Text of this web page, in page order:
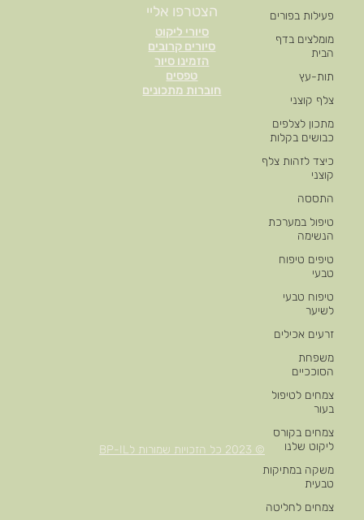
פעילות בפורים
מומלצים בדף
הבית
תות-עץ
צלף קוצני
מתכון לצלפים
כבושים בקלות
כיצד לזהות צלף
קוצני
התססה
טיפול במערכת
הנשימה
טיפים טיפוח
טבעי
טיפוח טבעי
לשיער
זרעים אכילים
משפחת
הסוככיים
צמחים לטיפול
בעור
צמחים בקורס
ליקוט שלנו
משקה במתיקות
טבעית
צמחים לחליטה
סיורי ליקוט
סיורים קרובים
הזמינו סיור
טפסים
חוברות מתכונים
הצטרפו אליי
© 2023 כל הזכויות שמורות לBP-IL